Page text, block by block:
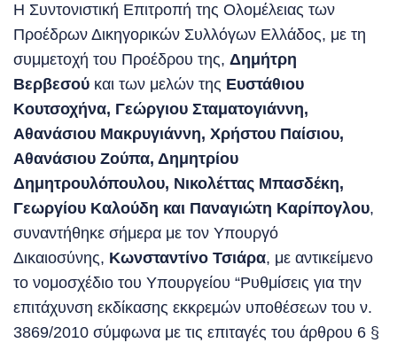
Η Συντονιστική Επιτροπή της Ολομέλειας των
Προέδρων Δικηγορικών Συλλόγων Ελλάδος, με τη
συμμετοχή του Προέδρου της, Δημήτρη
Βερβεσού και των μελών της Ευστάθιου
Κουτσοχήνα, Γεώργιου Σταματογιάννη,
Αθανάσιου Μακρυγιάννη, Χρήστου Παίσιου,
Αθανάσιου Ζούπα, Δημητρίου
Δημητρουλόπουλου, Νικολέττας Μπασδέκη,
Γεωργίου Καλούδη και Παναγιώτη Καρίπογλου,
συναντήθηκε σήμερα με τον Υπουργό
Δικαιοσύνης, Κωνσταντίνο Τσιάρα, με αντικείμενο
το νομοσχέδιο του Υπουργείου “Ρυθμίσεις για την
επιτάχυνση εκδίκασης εκκρεμών υποθέσεων του ν.
3869/2010 σύμφωνα με τις επιταγές του άρθρου 6 §